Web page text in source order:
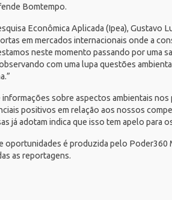
Bomtempo.
Econômica Aplicada (Ipea), Gustavo
em mercados internacionais onde a
neste momento passando por uma
com uma lupa questões
sobre aspectos ambientais
positivos em relação aos nossos
já adotam indica que isso tem apelo para
oportunidades é produzida pelo
as reportagens.